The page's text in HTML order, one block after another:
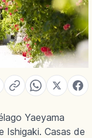
Yaeyama
Ishigaki. Casas de